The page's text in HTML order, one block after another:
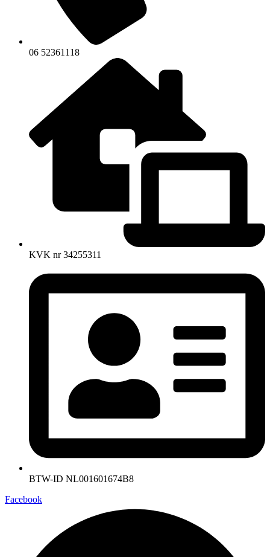
06 52361118
KVK nr 34255311
BTW-ID NL001601674B8
Facebook